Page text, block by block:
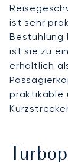
ist sehr
Bestuhlung
ist sie zu
erhältlich
praktikable